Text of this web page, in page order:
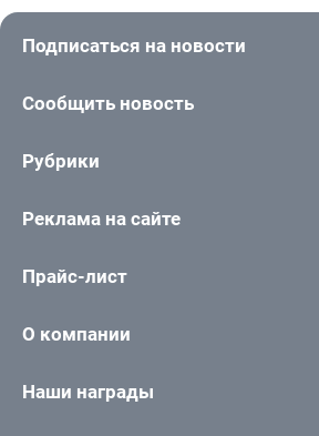
Подписаться на новости
Сообщить новость
Рубрики
Реклама на сайте
Прайс-лист
О компании
Наши награды